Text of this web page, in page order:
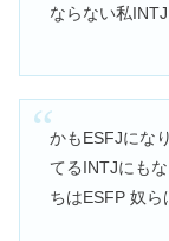
ならない私
かもESFJにな
てるINTJにも
ちはESFP 奴ら